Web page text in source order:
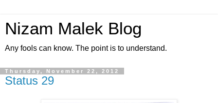
Nizam Malek Blog
Any fools can know. The point is to understand.
Thursday, November 22, 2012
Status 29